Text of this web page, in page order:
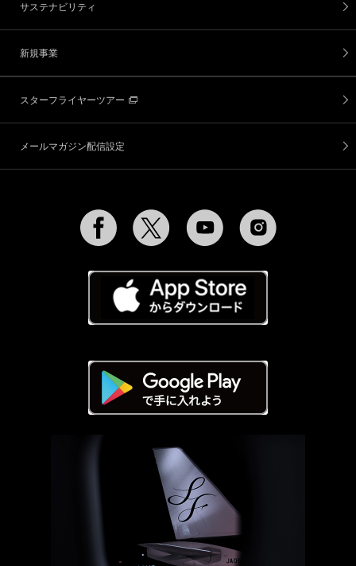
サステナビリティ
新規事業
スターフライヤーツアー
メールマガジン配信設定
Facebook Twitter YouTube Instagram